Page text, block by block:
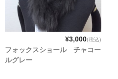
¥3,000(税込)
フォックスショール チャコー
ルグレー